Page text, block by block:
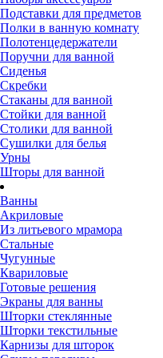
Подставки для предметов
Полки в ванную комнату
Полотенцедержатели
Поручни для ванной
Сиденья
Скребки
Стаканы для ванной
Стойки для ванной
Столики для ванной
Сушилки для белья
Урны
Шторы для ванной
Ванны
Акриловые
Из литьевого мрамора
Стальные
Чугунные
Квариловые
Готовые решения
Экраны для ванны
Шторки стеклянные
Шторки текстильные
Карнизы для шторок